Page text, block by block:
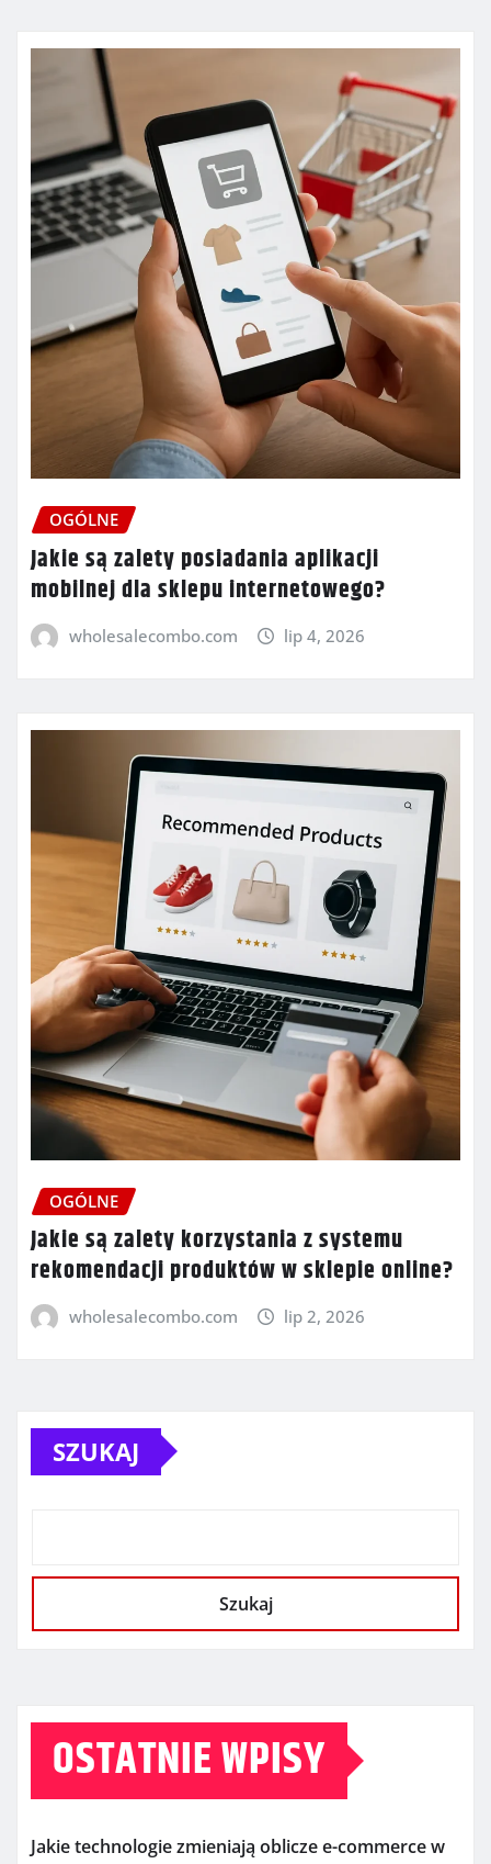
OGÓLNE
Jakie są zalety posiadania aplikacji
mobilnej dla sklepu internetowego?
wholesalecombo.com lip 4, 2026
OGÓLNE
Jakie są zalety korzystania z systemu
rekomendacji produktów w sklepie online?
wholesalecombo.com lip 2, 2026
SZUKAJ
Szukaj
OSTATNIE WPISY
Jakie technologie zmieniają oblicze e-commerce w